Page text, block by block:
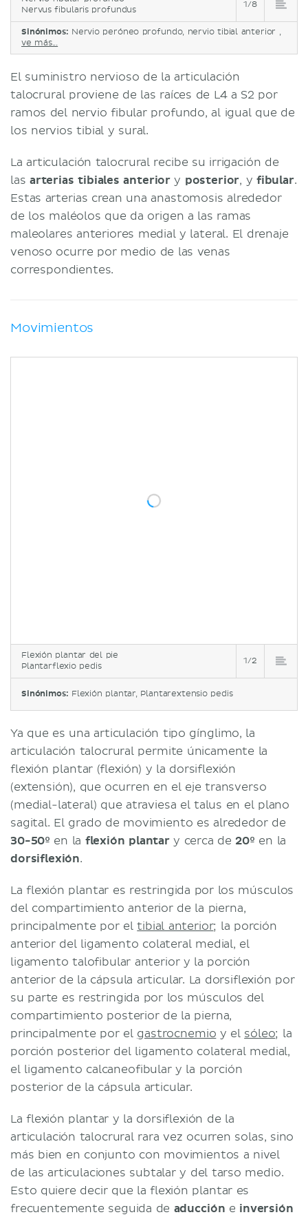
Nervus fibularis profundus
1/8
Sinónimos: Nervio peróneo profundo, nervio tibial anterior ,
ve más...
El suministro nervioso de la articulación
talocrural proviene de las raíces de L4 a S2 por
ramos del nervio fibular profundo, al igual que de
los nervios tibial y sural.
La articulación talocrural recibe su irrigación de
las arterias tibiales anterior y posterior, y fibular.
Estas arterias crean una anastomosis alrededor
de los maléolos que da origen a las ramas
maleolares anteriores medial y lateral. El drenaje
venoso ocurre por medio de las venas
correspondientes.
Movimientos
Flexión plantar del pie
Plantarflexio pedis
1/2
Sinónimos: Flexión plantar, Plantarextensio pedis
Ya que es una articulación tipo gínglimo, la
articulación talocrural permite únicamente la
flexión plantar (flexión) y la dorsiflexión
(extensión), que ocurren en el eje transverso
(medial-lateral) que atraviesa el talus en el plano
sagital. El grado de movimiento es alrededor de
30-50º en la flexión plantary cerca de20º en la
dorsiflexión.
La flexión plantar es restringida por los músculos
del compartimiento anterior de la pierna,
principalmente por eltibial anterior; la porción
anterior del ligamento colateral medial, el
ligamento talofibular anterior y la porción
anterior de la cápsula articular. La dorsiflexión por
su parte es restringida por los músculos del
compartimiento posterior de la pierna,
principalmente por el gastrocnemio y el sóleo; la
porción posterior del ligamento colateral medial,
el ligamento calcaneofibular y la porción
posterior de la cápsula articular.
La flexión plantar y la dorsiflexión de la
articulación talocrural rara vez ocurren solas, sino
más bien en conjunto con movimientos a nivel
de las articulaciones subtalar y del tarso medio.
Esto quiere decir que la flexión plantar es
frecuentemente seguida de aducción e inversión